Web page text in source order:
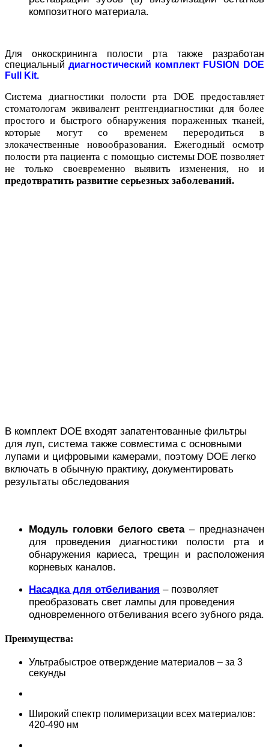
композитного материала.
Для онкоскрининга полости рта также разработан
специальный диагностический комплект FUSION DOE
Full Kit.
Система диагностики полости рта DOE предоставляет
стоматологам эквивалент рентгендиагностики для более
простого и быстрого обнаружения пораженных тканей,
которые могут со временем переродиться в
злокачественные новообразования. Ежегодный осмотр
полости рта пациента с помощью системы DOE позволяет
не только своевременно выявить изменения, но и
предотвратить развитие серьезных заболеваний.
В комплект DOE входят запатентованные фильтры
для луп, система также совместима с основными
лупами и цифровыми камерами, поэтому DOE легко
включать в обычную практику, документировать
результаты обследования
Модуль головки белого света – предназначен
для проведения диагностики полости рта и
обнаружения кариеса, трещин и расположения
корневых каналов.
Насадка для отбеливания – позволяет
преобразовать свет лампы для проведения
одновременного отбеливания всего зубного ряда.
Преимущества:
Ультрабыстрое отверждение материалов – за 3
секунды
Широкий спектр полимеризации всех материалов:
420-490 нм